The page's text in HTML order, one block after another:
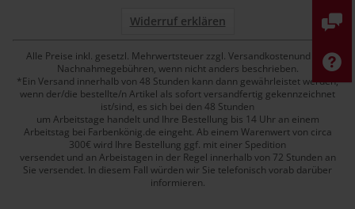
Widerruf erklären
Alle Preise inkl. gesetzl. Mehrwertsteuer zzgl. Versandkostenund ggf.
Nachnahmegebühren, wenn nicht anders beschrieben.
*Ein Versand innerhalb von 48 Stunden kann dann gewährleistet werden,
wenn der/die bestellte/n Artikel als sofort versandfertig gekennzeichnet
ist/sind, es sich bei den 48 Stunden
um Arbeitstage handelt und Ihre Bestellung bis 14 Uhr an einem
Arbeitstag bei Farbenkönig.de eingeht. Ab einem Warenwert von circa
300€ wird Ihre Bestellung ggf. mit einer Spedition
versendet und an Arbeistagen in der Regel innerhalb von 72 Stunden an
Sie versendet. In diesem Fall würden wir Sie telefonisch vorab darüber
informieren.